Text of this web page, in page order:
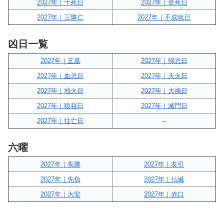
2027年｜十死日
2027年｜受死日
2027年｜三隣亡
2027年｜不成就日
凶日一覧
2027年｜五墓
2027年｜帰忌日
2027年｜血忌日
2027年｜天火日
2027年｜地火日
2027年｜大禍日
2027年｜狼藉日
2027年｜滅門日
2027年｜往亡日
–
六曜
2027年｜先勝
2027年｜友引
2027年｜先負
2027年｜仏滅
2027年｜大安
2027年｜赤口